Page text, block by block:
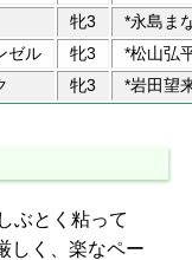
牝3
*永島ま
ゼル 牝3
*松山弘
牝3 *岩田望
ぶとく粘って
しく、楽なペー